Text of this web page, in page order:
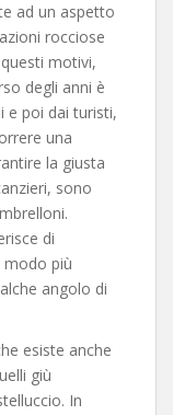
ad un aspetto
rocciose
motivi,
degli anni è
e poi dai turisti,
una
la giusta
sono
di
modo più
angolo di
esiste anche
giù
In